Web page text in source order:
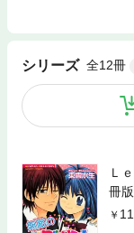
シリーズ 全12冊
Ｌ
冊版